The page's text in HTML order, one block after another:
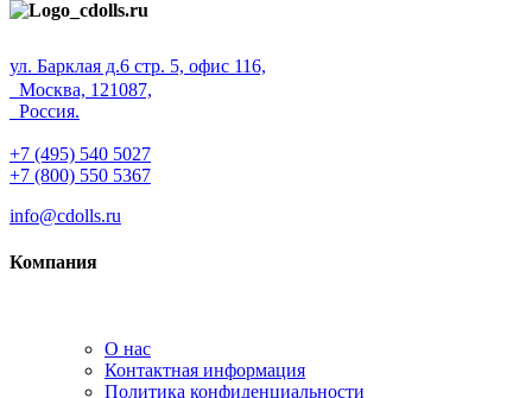
ул. Барклая д.6 стр. 5, офис 116,
Москва, 121087,
Россия.
+7 (495) 540 5027
+7 (800) 550 5367
info@cdolls.ru
Компания
О нас
Контактная информация
Политика конфиденциальности